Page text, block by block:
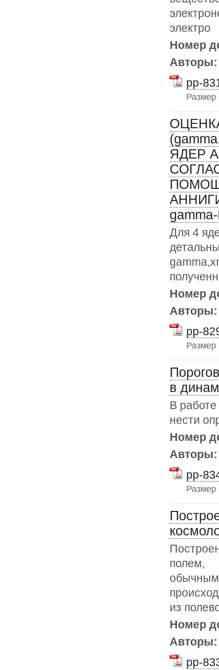
электро
Номер
pp-
ЯДЕР
Для 4
Номер
pp-
в
В
нести
Номер
pp-
полем,
обычным
из
Номер
pp-